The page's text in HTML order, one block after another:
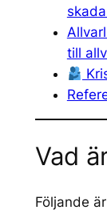
till
Vad
Följande